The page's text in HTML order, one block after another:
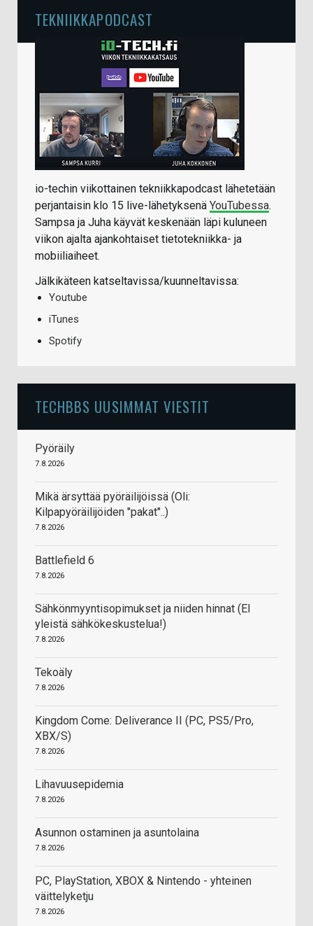
TEKNIIKKAPODCAST
io-techin viikottainen tekniikkapodcast lähetetään
perjantaisin klo 15 live-lähetyksenä YouTubessa.
Sampsa ja Juha käyvät keskenään läpi kuluneen
viikon ajalta ajankohtaiset tietotekniikka- ja
mobiiliaiheet.
Jälkikäteen katseltavissa/kuunneltavissa:
Youtube
iTunes
Spotify
TECHBBS UUSIMMAT VIESTIT
Pyöräily
7.8.2026
Mikä ärsyttää pyöräilijöissä (Oli:
Kilpapyöräilijöiden "pakat"..)
7.8.2026
Battlefield 6
7.8.2026
Sähkönmyyntisopimukset ja niiden hinnat (EI
yleistä sähkökeskustelua!)
7.8.2026
Tekoäly
7.8.2026
Kingdom Come: Deliverance II (PC, PS5/Pro,
XBX/S)
7.8.2026
Lihavuusepidemia
7.8.2026
Asunnon ostaminen ja asuntolaina
7.8.2026
PC, PlayStation, XBOX & Nintendo - yhteinen
väittelyketju
7.8.2026